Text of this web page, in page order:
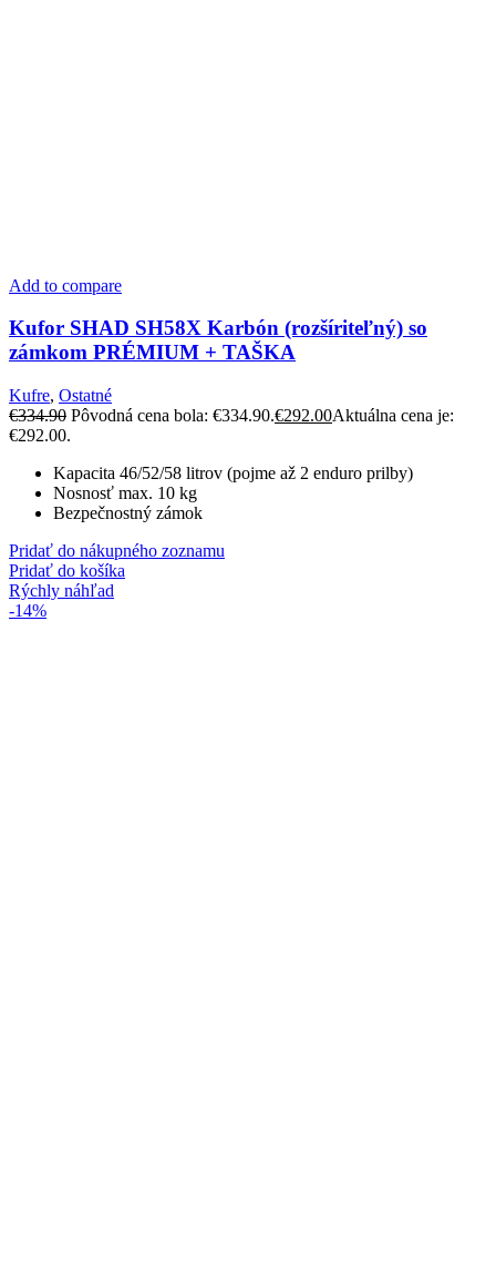
Add to compare
Kufor SHAD SH58X Karbón (rozšíriteľný) so
zámkom PRÉMIUM + TAŠKA
Kufre, Ostatné
€334.90 Pôvodná cena bola: €334.90.€292.00Aktuálna cena je:
€292.00.
Kapacita 46/52/58 litrov (pojme až 2 enduro prilby)
Nosnosť max. 10 kg
Bezpečnostný zámok
Pridať do nákupného zoznamu
Pridať do košíka
Rýchly náhľad
-14%